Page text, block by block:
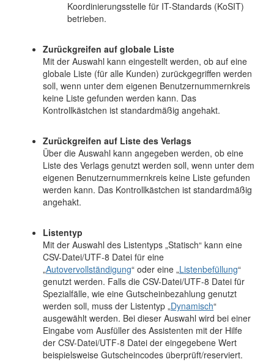
Koordinierungsstelle für IT-Standards (KoSIT)
betrieben.
Zurückgreifen auf globale Liste
Mit der Auswahl kann eingestellt werden, ob auf eine
globale Liste (für alle Kunden) zurückgegriffen werden
soll, wenn unter dem eigenen Benutzernummernkreis
keine Liste gefunden werden kann. Das
Kontrollkästchen ist standardmäßig angehakt.
Zurückgreifen auf Liste des Verlags
Über die Auswahl kann angegeben werden, ob eine
Liste des Verlags genutzt werden soll, wenn unter dem
eigenen Benutzernummernkreis keine Liste gefunden
werden kann. Das Kontrollkästchen ist standardmäßig
angehakt.
Listentyp
Mit der Auswahl des Listentyps „Statisch“ kann eine
CSV-Datei/UTF-8 Datei für eine
„Autovervollständigung“ oder eine „Listenbefüllung“
genutzt werden. Falls die CSV-Datei/UTF-8 Datei für
Spezialfälle, wie eine Gutscheinbezahlung genutzt
werden soll, muss der Listentyp „Dynamisch“
ausgewählt werden. Bei dieser Auswahl wird bei einer
Eingabe vom Ausfüller des Assistenten mit der Hilfe
der CSV-Datei/UTF-8 Datei der eingegebene Wert
beispielsweise Gutscheincodes überprüft/reserviert.